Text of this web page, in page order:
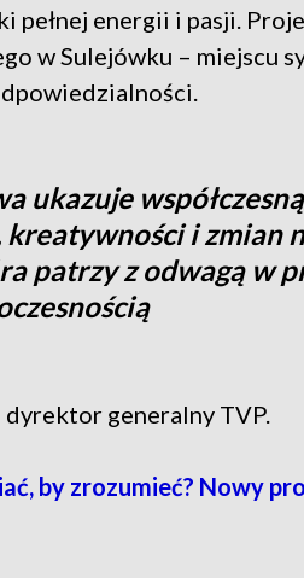
pełnej energii i pasji.
w Sulejówku – miejscu
ukazuje
i zmian
patrzy z odwagą w
dyrektor generalny TVP.
by zrozumieć? Nowy